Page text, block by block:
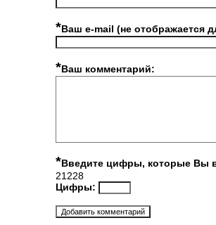
*Ваш e-mail (не отображается
*Ваш комментарий:
*Введите цифры, которые Вы
21228
Цифры: